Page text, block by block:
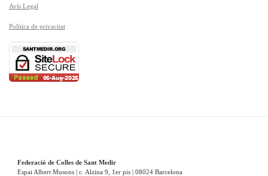
Avís Legal
Política de privacitat
Federació de Colles de Sant Medir
Espai Albert Musons | c. Alzina 9, 1er pis | 08024 Barcelona